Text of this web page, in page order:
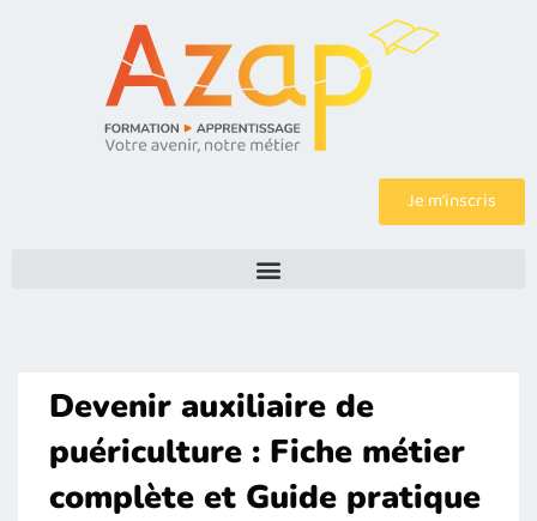
Je m’inscris
Devenir auxiliaire de
puériculture : Fiche métier
complète et Guide pratique